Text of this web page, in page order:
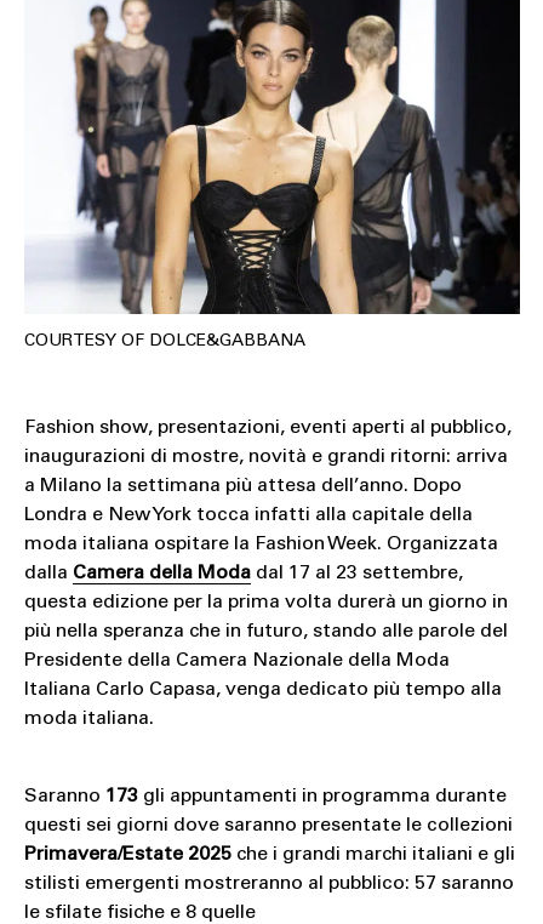
COURTESY OF DOLCE&GABBANA
Fashion show, presentazioni, eventi aperti al pubblico,
inaugurazioni di mostre, novità e grandi ritorni: arriva
a Milano la settimana più attesa dell’anno. Dopo
Londra e New York tocca infatti alla capitale della
moda italiana ospitare la Fashion Week. Organizzata
dalla Camera della Modadal 17 al 23 settembre,
questa edizione per la prima volta durerà un giorno in
più nella speranza che in futuro, stando alle parole del
Presidente della Camera Nazionale della Moda
Italiana Carlo Capasa, venga dedicato più tempo alla
moda italiana.
Saranno 173gli appuntamenti in programma durante
questi sei giorni dove saranno presentate le collezioni
Primavera/Estate 2025che i grandi marchi italiani e gli
stilisti emergenti mostreranno al pubblico: 57 saranno
le sfilate fisiche e 8 quelle